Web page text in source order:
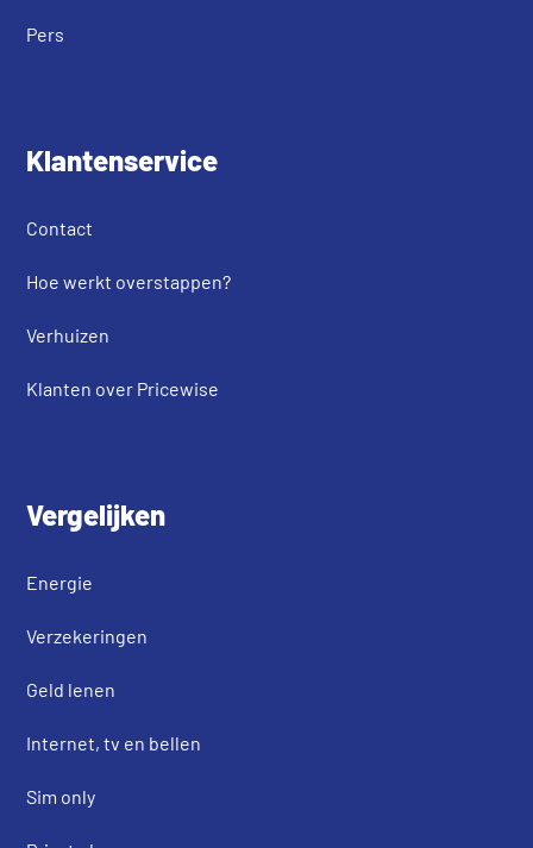
Pers
Klantenservice
Contact
Hoe werkt overstappen?
Verhuizen
Klanten over Pricewise
Vergelijken
Energie
Verzekeringen
Geld lenen
Internet, tv en bellen
Sim only